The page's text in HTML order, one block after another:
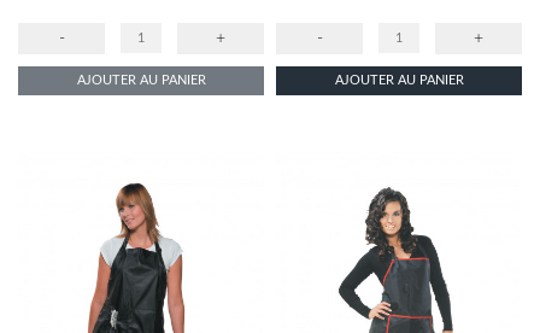
- +
AJOUTER AU PANIER
- +
AJOUTER AU PANIER